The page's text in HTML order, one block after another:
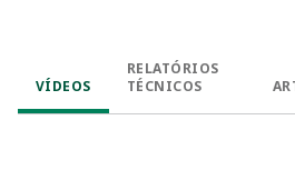
VÍDEOS
RELATÓRIOS
TÉCNICOS